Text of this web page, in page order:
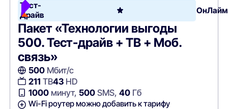
Тест-
Драйв
ОнЛайм
Пакет «Технологии выгоды
500. Тест-драйв + ТВ + Моб.
связь»
500Мбит/с
211 ТВ43HD
1000минут, 500SMS, 40Гб
Wi-Fi роутер можно добавить к тарифу